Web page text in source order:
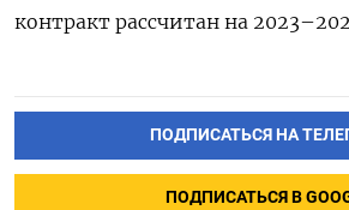
контракт рассчитан на
ПОДПИСАТЬСЯ НА
ПОДПИСАТЬСЯ В